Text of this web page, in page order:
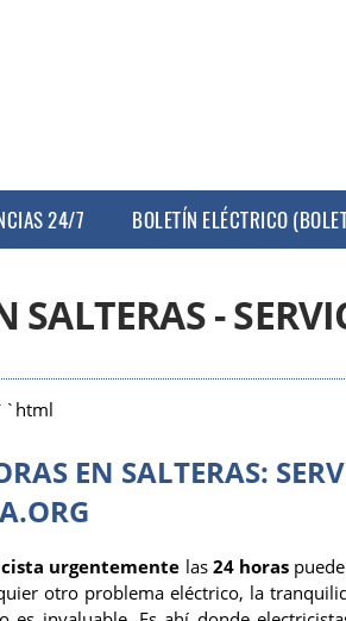
24/7 BOLETÍN ELÉCTRICO
SALTERAS -
EN SALTERAS:
urgentemente las 24 horaspuede
otro problema eléctrico, la